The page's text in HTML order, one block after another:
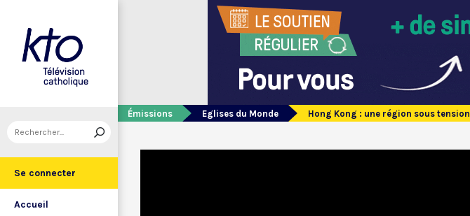
Se connecter
Accueil
Émissions Eglises du Monde Hong Kong : une région sous tension